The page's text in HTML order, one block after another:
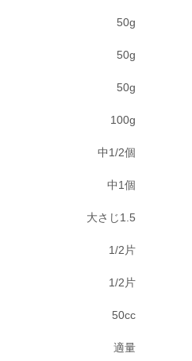
50g
50g
50g
100g
中1/2個
中1個
大さじ1.5
1/2片
1/2片
50cc
適量